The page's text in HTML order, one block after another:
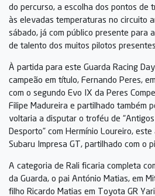
do percurso, a escolha dos pontos de
às elevadas temperaturas no circuito
sábado, já com público presente para
de talento dos muitos pilotos
À partida para este Guarda Racing
campeão em título, Fernando Peres,
com o segundo Evo IX da Peres
Filipe Madureira e partilhado também
voltaria a disputar o troféu de
Desporto” com Hermínio Loureiro,
Subaru Impresa GT, partilhado com o
A categoria de Rali ficaria completa
da Guarda, o pai António Matias, em
filho Ricardo Matias em Toyota GR